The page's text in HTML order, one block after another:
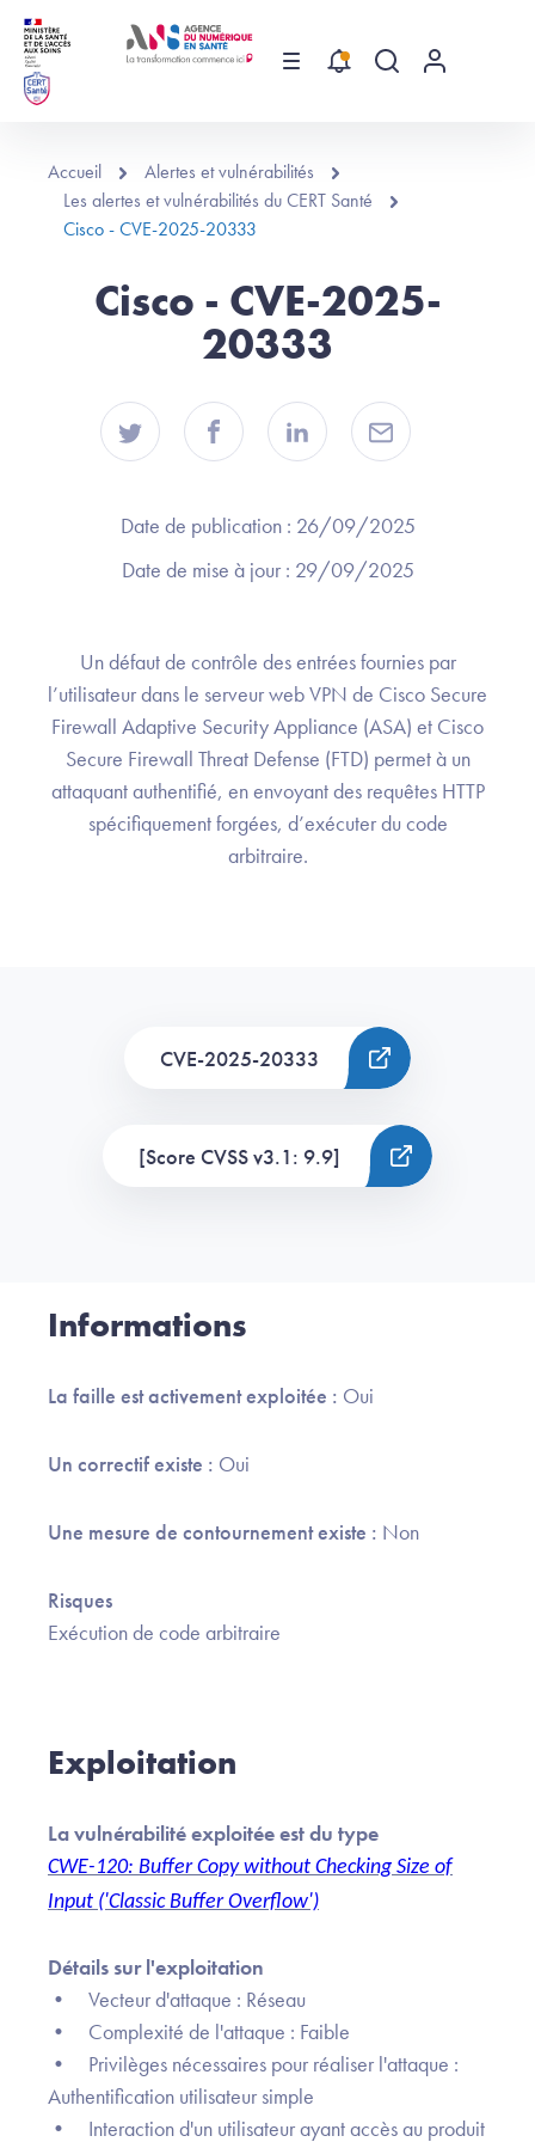
Aller au contenu principal
Menu Recherche
Menu
Accueil
Alertes et vulnérabilités
Les alertes et vulnérabilités du CERT Santé
Cisco - CVE-2025-20333
Cisco - CVE-2025-
20333
Date de publication : 26/09/2025
Date de mise à jour : 29/09/2025
Un défaut de contrôle des entrées fournies par
l’utilisateur dans le serveur web VPN de Cisco Secure
Firewall Adaptive Security Appliance (ASA) et Cisco
Secure Firewall Threat Defense (FTD) permet à un
attaquant authentifié, en envoyant des requêtes HTTP
spécifiquement forgées, d’exécuter du code
arbitraire.
CVE-2025-20333
[Score CVSS v3.1: 9.9]
Informations
La faille est activement exploitée : Oui
Un correctif existe : Oui
Une mesure de contournement existe : Non
Risques
Exécution de code arbitraire
Exploitation
La vulnérabilité exploitée est du type
CWE-120: Buffer Copy without Checking Size of
Input ('Classic Buffer Overflow')
Détails sur l'exploitation
• Vecteur d'attaque : Réseau
• Complexité de l'attaque : Faible
• Privilèges nécessaires pour réaliser l'attaque :
Authentification utilisateur simple
• Interaction d'un utilisateur ayant accès au produit